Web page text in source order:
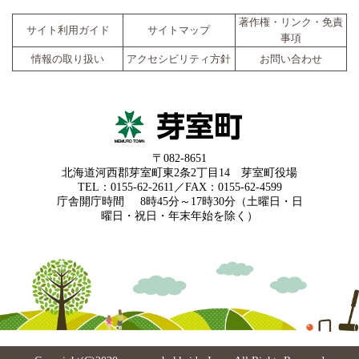
サイト利用ガイド サイトマップ
著作権・リンク・免責
事項
情報の取り扱い
アクセシビリティ方針 お問い合わせ
〒082-8651
北海道河西郡芽室町東2条2丁目14 芽室町役場
TEL：0155-62-2611／FAX：0155-62-4599
庁舎開庁時間
8時45分～17時30分（土曜日・日
曜日・祝日・年末年始を除く）